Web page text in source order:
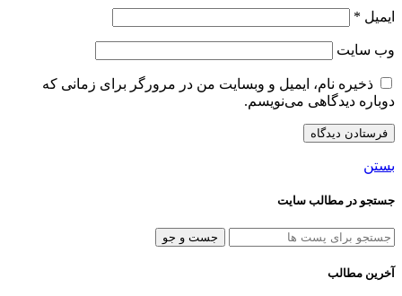
ایمیل *
وب‌ سایت
ذخیره نام، ایمیل و وبسایت من در مرورگر برای زمانی که
دوباره دیدگاهی می‌نویسم.
بستن
جستجو در مطالب سایت
جست و جو
آخرین مطالب